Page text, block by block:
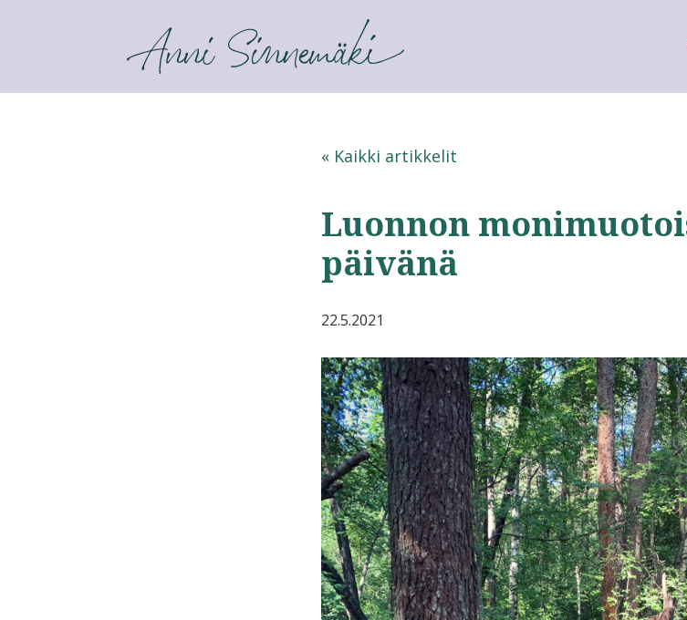
ANNI SINNEMÄKI
« Kaikki artikkelit
Luonnon
päivänä
22.5.2021